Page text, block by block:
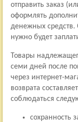
отправить заказ
оформлять
денежных средств.
нужно будет
Товары
семи дней после
через интернет-
возврата
соблюдаться
сохранность